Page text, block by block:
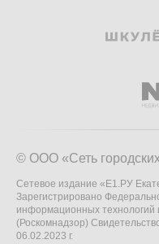
© ООО «Сеть
Сетевое издание «Е1.РУ
Зарегистрировано
информационных технологий
(Роскомнадзор)
06.02.2023 г.